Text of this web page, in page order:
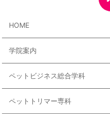
HOME
学院案内
ペットビジネス総合学科
ペットトリマー専科